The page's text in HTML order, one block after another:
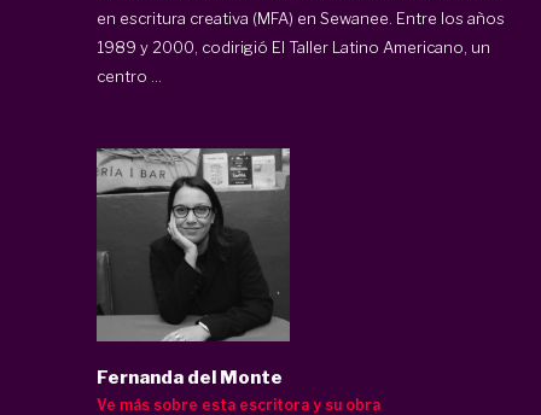
en escritura creativa (MFA) en Sewanee. Entre los años
1989 y 2000, codirigió El Taller Latino Americano, un
centro ...
Fernanda del Monte
Ve más sobre esta escritora y su obra